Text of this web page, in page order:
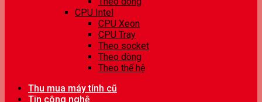
CPU Intel
CPU Xeon
CPU Tray
Theo socket
Theo dòng
Theo thế hệ
Thu mua máy tính cũ
Tin công nghệ